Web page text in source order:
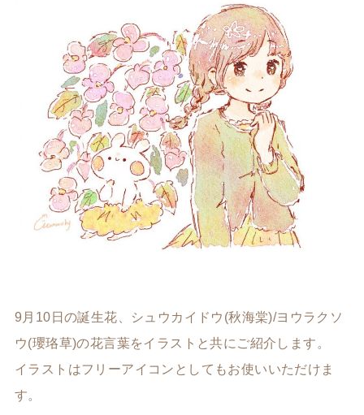
9月10日の誕生花、シュウカイドウ(秋海棠)/ヨウラクソ
ウ(瓔珞草)の花言葉をイラストと共にご紹介します。
イラストはフリーアイコンとしてもお使いいただけま
す。